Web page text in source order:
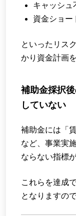
キャッシュ
資金ショー
といったリス
かり資金計画
補助金採択
していない
補助金には「
など、事業実
ならない指標
これらを達成
となりますの